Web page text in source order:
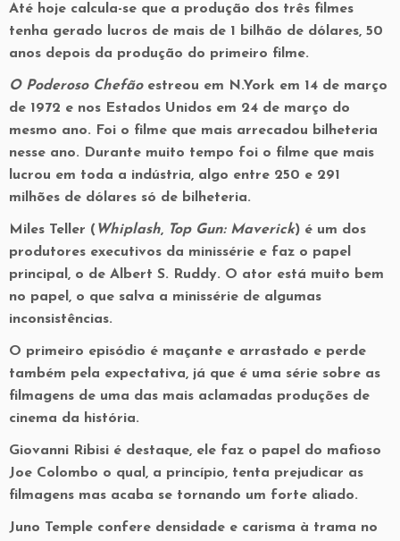
Até hoje calcula-se que a produção dos três filmes
tenha gerado lucros de mais de 1 bilhão de dólares, 50
anos depois da produção do primeiro filme.
O Poderoso Chefãoestreou em N.York em 14 de março
de 1972 e nos Estados Unidos em 24 de março do
mesmo ano. Foi o filme que mais arrecadou bilheteria
nesse ano. Durante muito tempo foi o filme que mais
lucrou em toda a indústria, algo entre 250 e 291
milhões de dólares só de bilheteria.
Miles Teller ( Whiplash, Top Gun: Maverick) é um dos
produtores executivos da minissérie e faz o papel
principal, o de Albert S. Ruddy. O ator está muito bem
no papel, o que salva a minissérie de algumas
inconsistências.
O primeiro episódio é maçante e arrastado e perde
também pela expectativa, já que é uma série sobre as
filmagens de uma das mais aclamadas produções de
cinema da história.
Giovanni Ribisi é destaque, ele faz o papel do mafioso
Joe Colombo o qual, a princípio, tenta prejudicar as
filmagens mas acaba se tornando um forte aliado.
Juno Temple confere densidade e carisma à trama no